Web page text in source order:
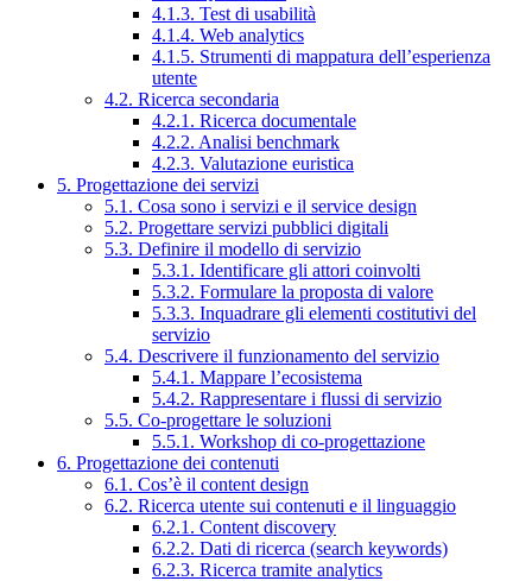
4.1.3. Test di usabilità
4.1.4. Web analytics
4.1.5. Strumenti di mappatura dell’esperienza
utente
4.2. Ricerca secondaria
4.2.1. Ricerca documentale
4.2.2. Analisi benchmark
4.2.3. Valutazione euristica
5. Progettazione dei servizi
5.1. Cosa sono i servizi e il service design
5.2. Progettare servizi pubblici digitali
5.3. Definire il modello di servizio
5.3.1. Identificare gli attori coinvolti
5.3.2. Formulare la proposta di valore
5.3.3. Inquadrare gli elementi costitutivi del
servizio
5.4. Descrivere il funzionamento del servizio
5.4.1. Mappare l’ecosistema
5.4.2. Rappresentare i flussi di servizio
5.5. Co-progettare le soluzioni
5.5.1. Workshop di co-progettazione
6. Progettazione dei contenuti
6.1. Cos’è il content design
6.2. Ricerca utente sui contenuti e il linguaggio
6.2.1. Content discovery
6.2.2. Dati di ricerca (search keywords)
6.2.3. Ricerca tramite analytics